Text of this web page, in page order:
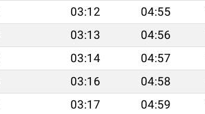
03:12 04:55
03:13 04:56
03:14 04:57
03:16 04:58
03:17 04:59